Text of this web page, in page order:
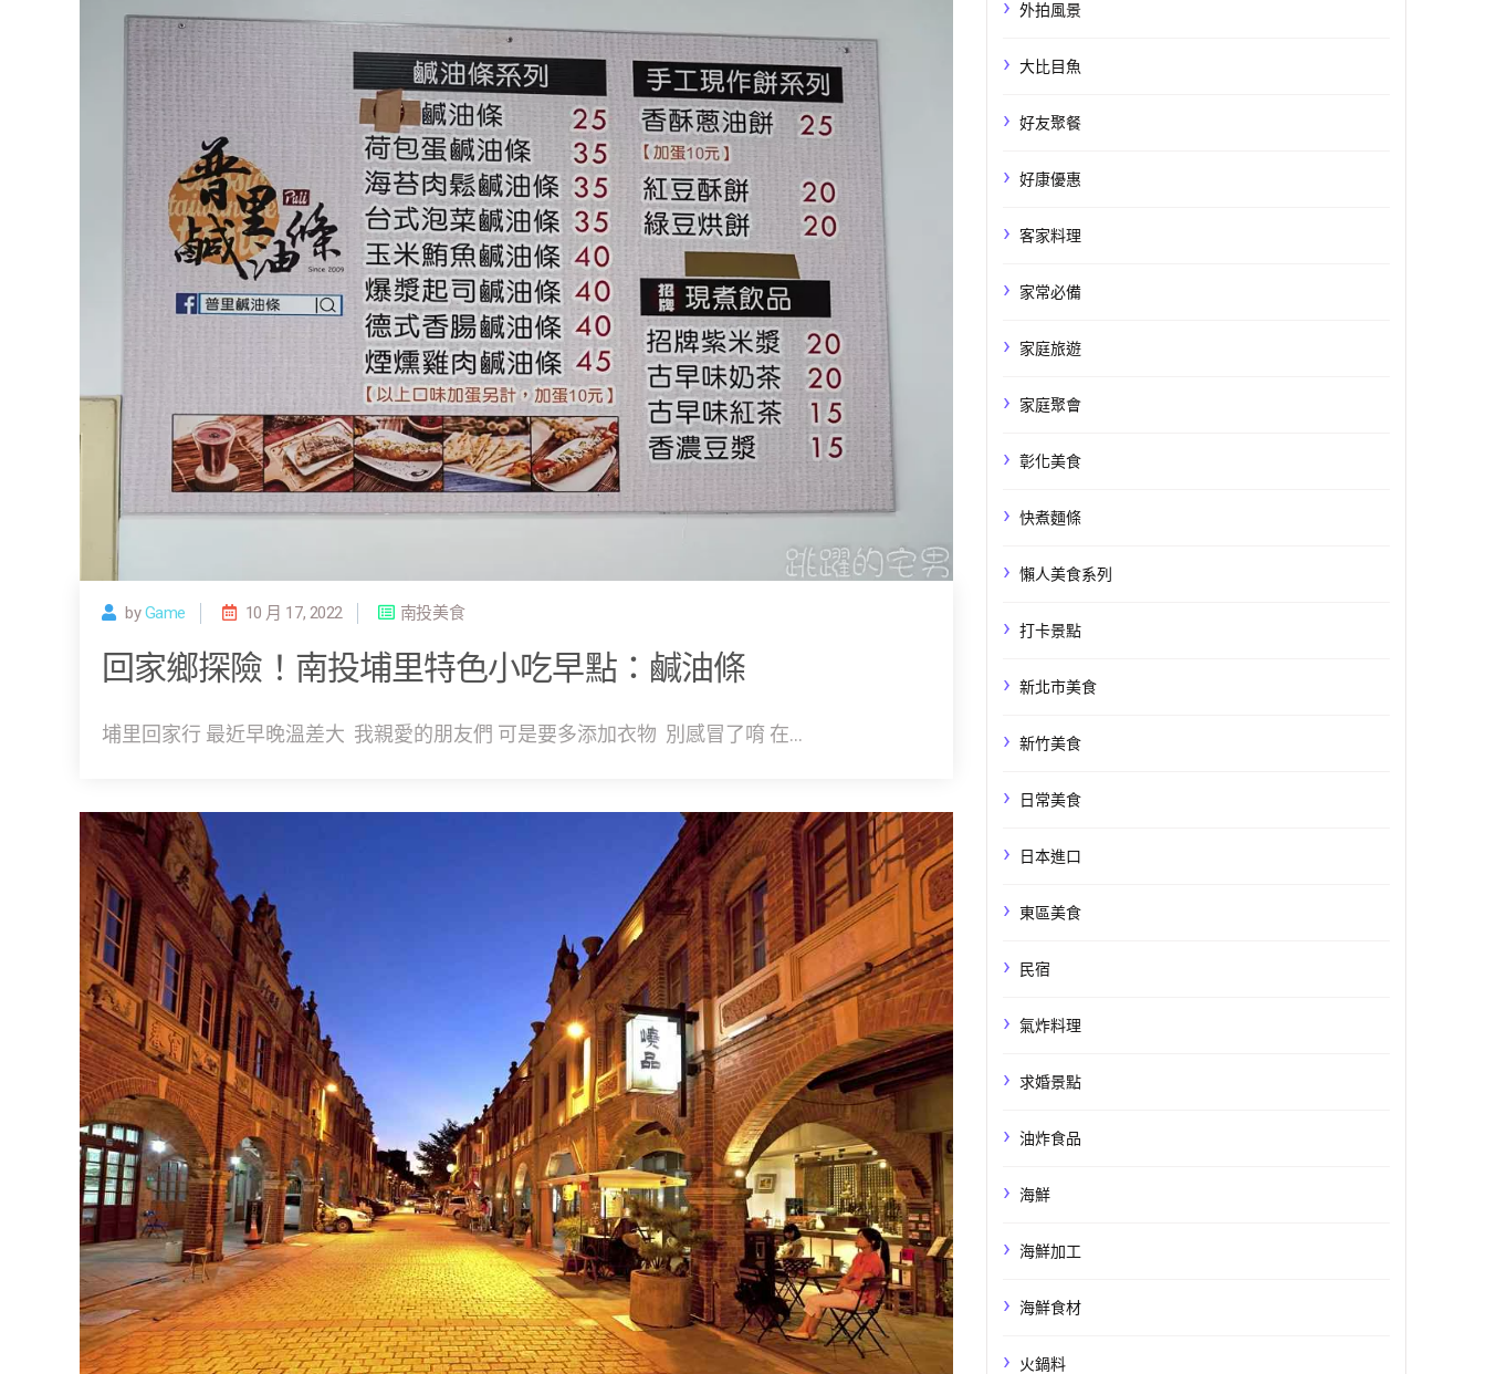
byGame 10 月 17, 2022 南投美食
回家鄉探險！南投埔里特色小吃早點：鹹油條
埔里回家行 最近早晚溫差大 我親愛的朋友們 可是要多添加衣物 別感冒了唷 在...
外拍風景
大比目魚
好友聚餐
好康優惠
客家料理
家常必備
家庭旅遊
家庭聚會
彰化美食
快煮麵條
懶人美食系列
打卡景點
新北市美食
新竹美食
日常美食
日本進口
東區美食
民宿
氣炸料理
求婚景點
油炸食品
海鮮
海鮮加工
海鮮食材
火鍋料